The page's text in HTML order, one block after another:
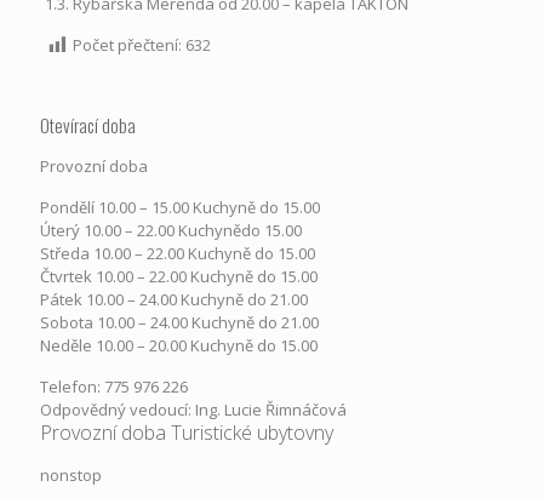
Počet přečtení: 632
Otevírací doba
Provozní doba
Pondělí​ 10.00 – 15.00​​ Kuchyně do 15.00
Úterý ​10.00 – 22.00​​ Kuchynědo 15.00
Středa ​10.00 – 22.00 ​​Kuchyně do 15.00
Čtvrtek​ 10.00 – 22.00 ​​Kuchyně do 15.00
Pátek​ 10.00 – 24.00​​ Kuchyně do 21.00
Sobota ​10.00 – 24.00​​ Kuchyně do 21.00
Neděle ​10.00 – 20.00​​ Kuchyně do 15.00
Telefon: 775 976 226
Odpovědný vedoucí: Ing. Lucie Řimnáčová
Provozní doba Turistické ubytovny
nonstop